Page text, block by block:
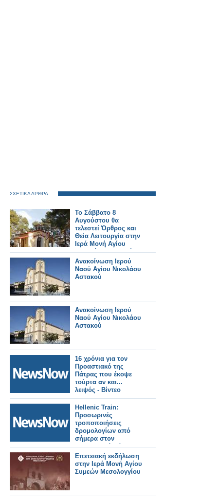
ΣΧΕΤΙΚΑ ΑΡΘΡΑ
Το Σάββατο 8
Αυγούστου θα
τελεστεί Όρθρος και
Θεία Λειτουργία στην
Ιερά Μονή Αγίου
Γεωργίου Αστακού
στις 07:00 το πρωί.
Ανακοίνωση Ιερού
Ναού Αγίου Νικολάου
Αστακού
Ανακοίνωση Ιερού
Ναού Αγίου Νικολάου
Αστακού
16 χρόνια για τον
Προαστιακό της
Πάτρας που έκοψε
τούρτα αν και...
λειψός - Βίντεο
Hellenic Train:
Προσωρινές
τροποποιήσεις
δρομολογίων από
σήμερα στον
Προαστιακό Πάτρας
λόγω εργασιών
υποδομής.
Επετειακή εκδήλωση
στην Ιερά Μονή Αγίου
Συμεών Μεσολογγίου